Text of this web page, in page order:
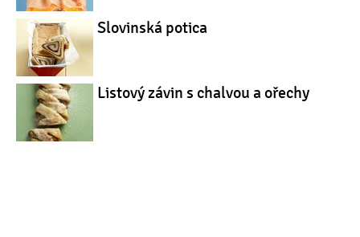
Slovinská potica
Listový závin s chalvou a ořechy